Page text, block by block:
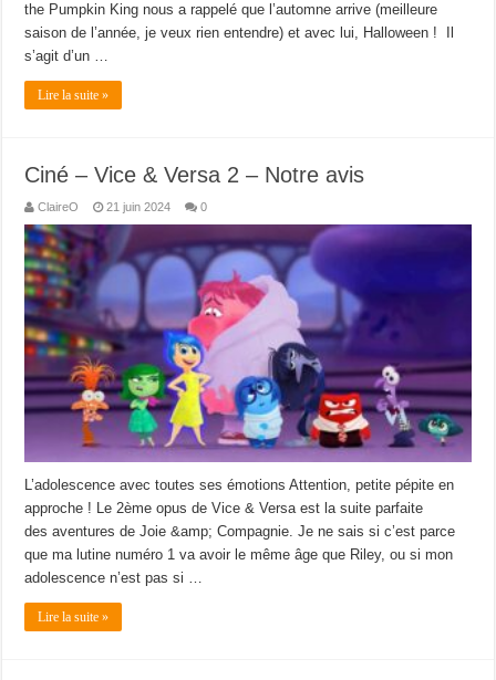
the Pumpkin King nous a rappelé que l’automne arrive (meilleure
saison de l’année, je veux rien entendre) et avec lui, Halloween ! Il
s’agit d’un …
Lire la suite »
Ciné – Vice & Versa 2 – Notre avis
ClaireO 21 juin 2024 0
L’adolescence avec toutes ses émotions Attention, petite pépite en
approche ! Le 2ème opus de Vice & Versa est la suite parfaite
des aventures de Joie &amp; Compagnie. Je ne sais si c’est parce
que ma lutine numéro 1 va avoir le même âge que Riley, ou si mon
adolescence n’est pas si …
Lire la suite »